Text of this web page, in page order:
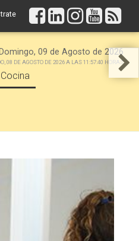
Domingo, 09 de Agosto de 2026
08 DE AGOSTO DE 2026 A LAS 11:57:40 HORAS